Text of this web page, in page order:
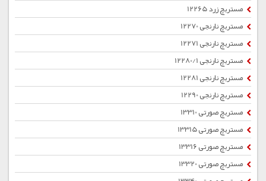
مستربچ زرد 12265
مستربچ نارنجی 12270
مستربچ نارنجی 12271
مستربچ نارنجی 12280/1
مستربچ نارنجی 12281
مستربچ نارنجی 12290
مستربچ صورتی 13310
مستربچ صورتی 13315
مستربچ صورتی 13316
مستربچ صورتی 13320